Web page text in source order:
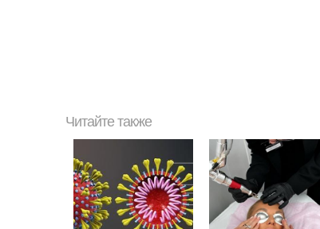
Читайте также